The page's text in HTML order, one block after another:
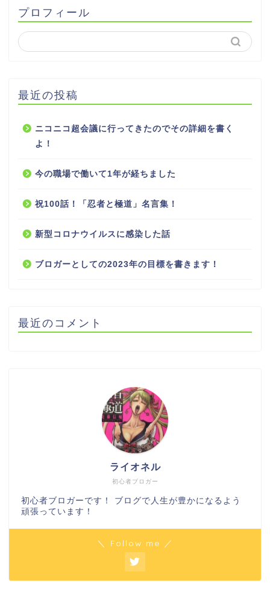
プロフィール
最近の投稿
ニコニコ超会議に行ってきたのでその詳細を書く
よ！
今の職場で働いて1年が経ちました
祝100話！「忍者と極道」名言集！
新型コロナウイルスに感染した話
ブロガーとしての2023年の目標を書きます！
最近のコメント
初心者ブロガー
ライオネル
初心者ブロガーです！ ブログで人生が豊かになるよう
頑張っています！
＼ Follow me ／